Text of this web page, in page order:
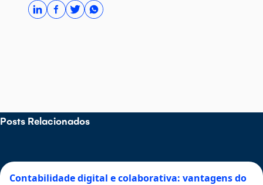
Posts Relacionados
Contabilidade digital e colaborativa: vantagens do